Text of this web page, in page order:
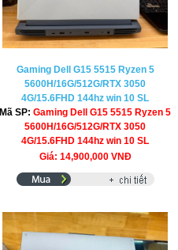
Gaming Dell G15 5515 Ryzen 5
5600H/16G/512G/RTX 3050
4G/15.6FHD 144hz win 10 SL
Mã SP:Gaming Dell G15 5515 Ryzen 5
5600H/16G/512G/RTX 3050
4G/15.6FHD 144hz win 10 SL
Giá: 14,900,000 VNĐ